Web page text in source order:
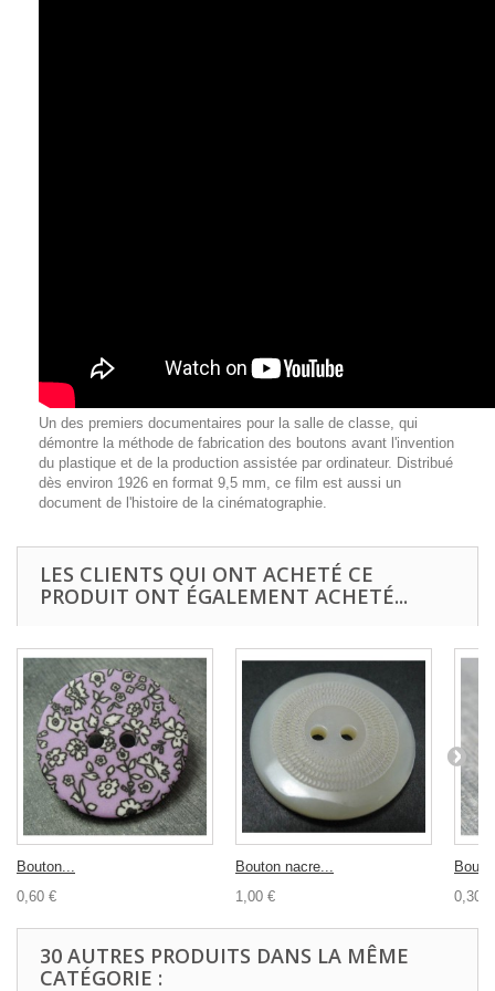
Un des premiers documentaires pour la salle de classe, qui
démontre la méthode de fabrication des boutons avant l'invention
du plastique et de la production assistée par ordinateur. Distribué
dès environ 1926 en format 9,5 mm, ce film est aussi un
document de l'histoire de la cinématographie.
LES CLIENTS QUI ONT ACHETÉ CE
PRODUIT ONT ÉGALEMENT ACHETÉ...
Bouton...
0,60 €
Bouton nacre...
1,00 €
0,30 €
30 AUTRES PRODUITS DANS LA MÊME
CATÉGORIE :